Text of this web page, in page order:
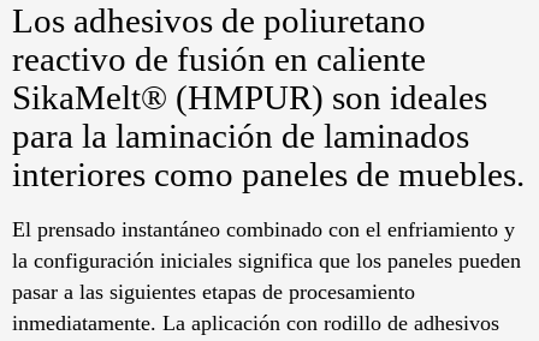
Los adhesivos de poliuretano
reactivo de fusión en caliente
SikaMelt® (HMPUR) son ideales
para la laminación de laminados
interiores como paneles de muebles.
El prensado instantáneo combinado con el enfriamiento y
la configuración iniciales significa que los paneles pueden
pasar a las siguientes etapas de procesamiento
inmediatamente. La aplicación con rodillo de adhesivos